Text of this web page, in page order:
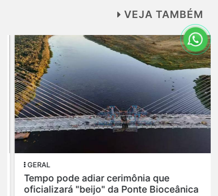
VEJA TAMBÉM
GERAL
Tempo pode adiar cerimônia que
oficializará "beijo" da Ponte Bioceânica